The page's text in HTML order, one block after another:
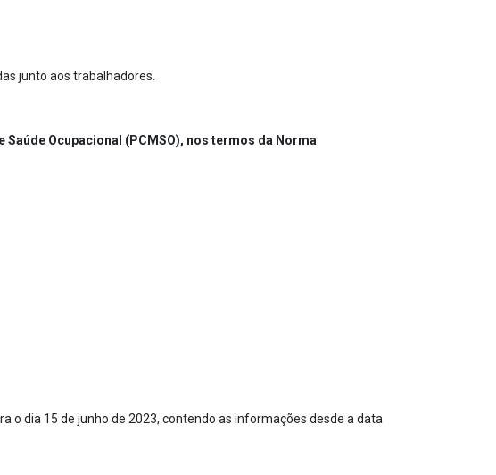
junto aos trabalhadores.
Ocupacional (PCMSO), nos termos da Norma
o dia 15 de junho de 2023, contendo as informações desde a data